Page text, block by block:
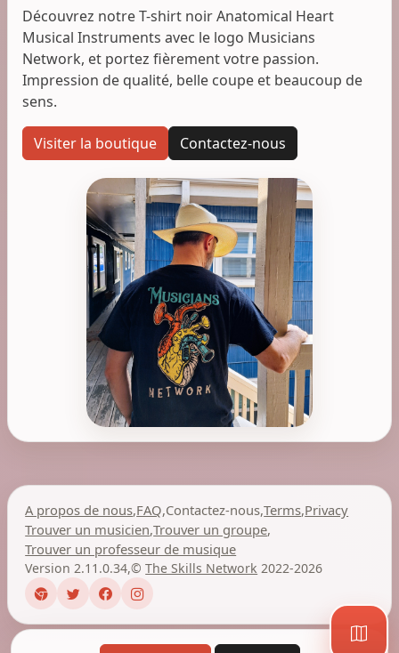
Découvrez notre T-shirt noir Anatomical Heart
Musical Instruments avec le logo Musicians
Network, et portez fièrement votre passion.
Impression de qualité, belle coupe et beaucoup de
sens.
Visiter la boutique Contactez-nous
A propos de nous,FAQ,Contactez-nous,Terms,Privacy
Trouver un musicien,Trouver un groupe,
Trouver un professeur de musique
Version 2.11.0.34,©The Skills Network 2022-2026